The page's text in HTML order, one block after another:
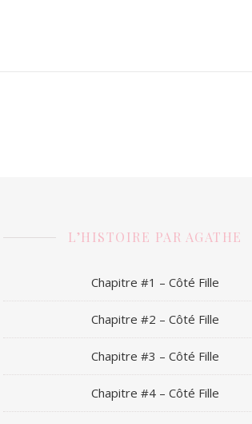
L’HISTOIRE PAR AGATHE
Chapitre #1 – Côté Fille
Chapitre #2 – Côté Fille
Chapitre #3 – Côté Fille
Chapitre #4 – Côté Fille